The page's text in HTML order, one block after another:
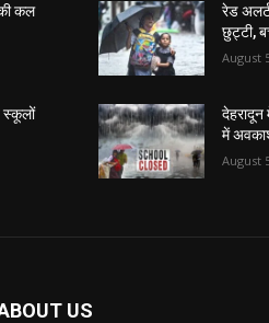
कल
स्कूलों
रेड
छुट्टी,
August
में
August
US